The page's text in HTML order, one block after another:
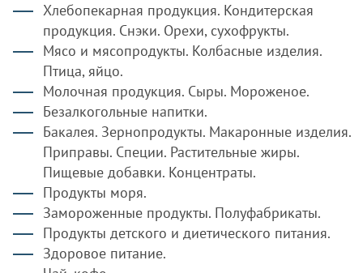
Хлебопекарная продукция. Кондитерская
продукция. Снэки. Орехи, сухофрукты.
Мясо и мясопродукты. Колбасные изделия.
Птица, яйцо.
Молочная продукция. Сыры. Мороженое.
Безалкогольные напитки.
Бакалея. Зернопродукты. Макаронные изделия.
Приправы. Специи. Растительные жиры.
Пищевые добавки. Концентраты.
Продукты моря.
Замороженные продукты. Полуфабрикаты.
Продукты детского и диетического питания.
Здоровое питание.